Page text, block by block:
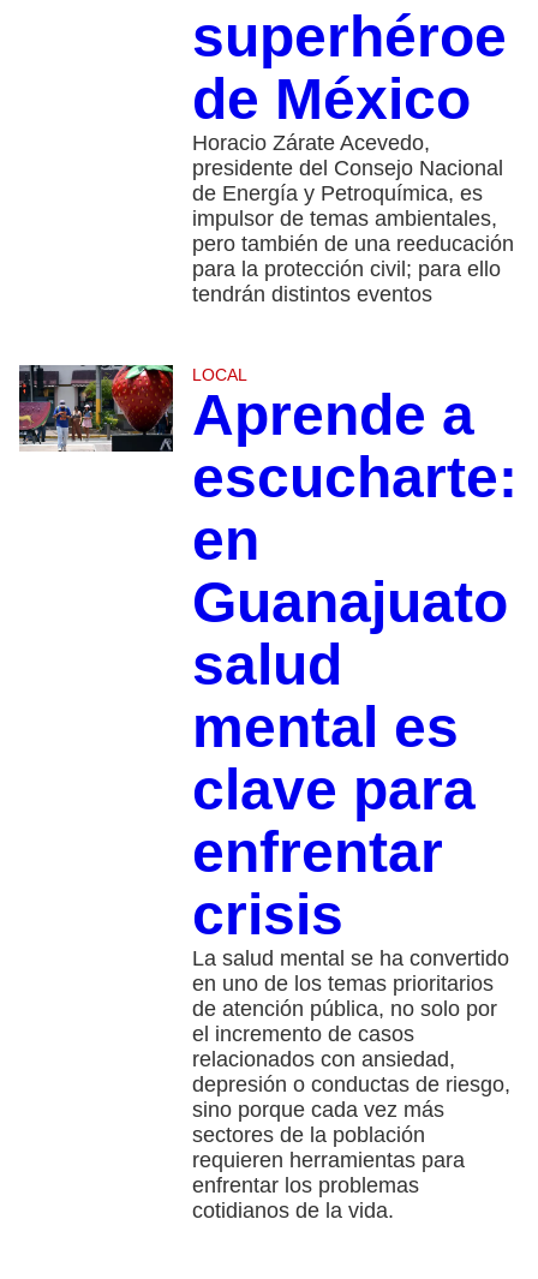
superhéroe
de México
Horacio Zárate Acevedo,
presidente del Consejo Nacional
de Energía y Petroquímica, es
impulsor de temas ambientales,
pero también de una reeducación
para la protección civil; para ello
tendrán distintos eventos
LOCAL
Aprende a
escucharte:
en
Guanajuato
salud
mental es
clave para
enfrentar
crisis
La salud mental se ha convertido
en uno de los temas prioritarios
de atención pública, no solo por
el incremento de casos
relacionados con ansiedad,
depresión o conductas de riesgo,
sino porque cada vez más
sectores de la población
requieren herramientas para
enfrentar los problemas
cotidianos de la vida.